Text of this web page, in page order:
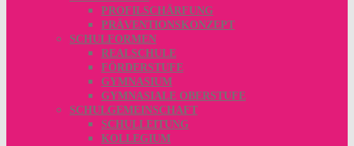
PROFILSCHÄRFUNG
PRÄVENTIONSKONZEPT
SCHULFORMEN
REALSCHULE
FÖRDERSTUFE
GYMNASIUM
GYMNASIALE OBERSTUFE
SCHULGEMEINSCHAFT
SCHULLEITUNG
KOLLEGIUM